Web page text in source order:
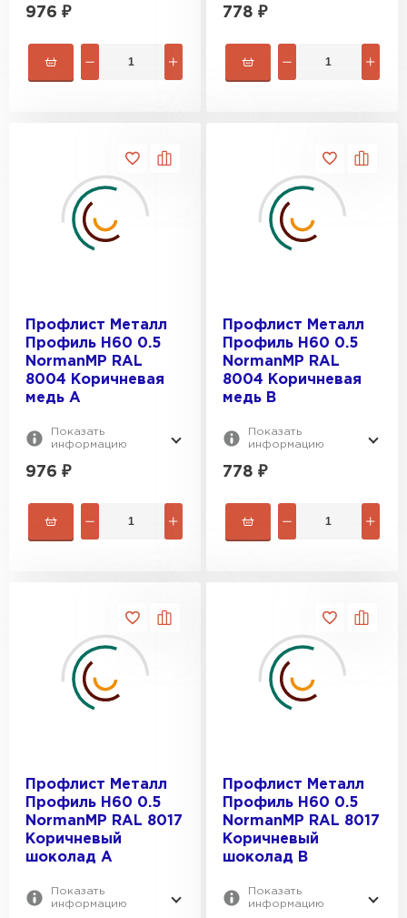
976 ₽ 778 ₽
Профлист Металл
Профиль Н60 0.5
NormanMP RAL
8004 Коричневая
медь A
Показать
информацию
976 ₽
Профлист Металл
Профиль Н60 0.5
NormanMP RAL
8004 Коричневая
медь B
Показать
информацию
778 ₽
Профлист Металл
Профиль Н60 0.5
NormanMP RAL 8017
Коричневый
шоколад A
Показать
информацию
Профлист Металл
Профиль Н60 0.5
NormanMP RAL 8017
Коричневый
шоколад B
Показать
информацию